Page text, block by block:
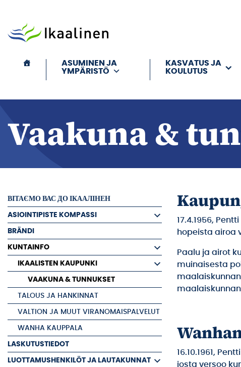
ASUMINEN JA
YMPÄRISTÖ
KASVATUS JA
KOULUTUS
Vaakuna &
ВІТАЄМО ВАС ДО ІКААЛІНЕН
ASIOINTIPISTE KOMPASSI
BRÄNDI
KUNTAINFO
IKAALISTEN KAUPUNKI
VAAKUNA & TUNNUKSET
TALOUS JA HANKINNAT
VALTION JA MUUT VIRANOMAISPALVELUT
WANHA KAUPPALA
LASKUTUSTIEDOT
LUOTTAMUSHENKILÖT JA LAUTAKUNNAT
17.4.1956,
hopeista airoa
Paalu ja airot
muinaisesta
16.10.1961,
josta versoo